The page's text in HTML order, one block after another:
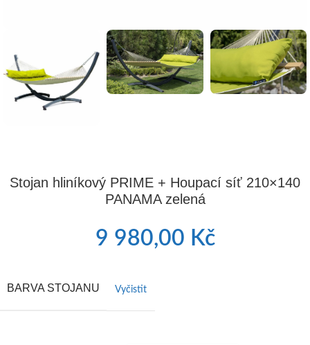
Stojan hliníkový PRIME + Houpací síť 210×140
PANAMA zelená
9 980,00 Kč
BARVA STOJANU Vyčistit